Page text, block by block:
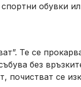
обувки
Те се
без
почистват се